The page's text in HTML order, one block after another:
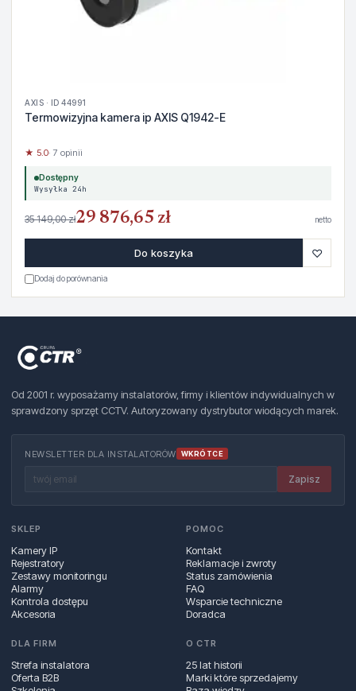
AXIS · ID 44991
Termowizyjna kamera ip AXIS Q1942-E
★ 5.0· 7 opinii
Dostępny
Wysyłka 24h
35 149,00 zł29 876,65 zł netto
Do koszyka ♡
Dodaj do porównania
Od 2001 r. wyposażamy instalatorów, firmy i klientów indywidualnych w
sprawdzony sprzęt CCTV. Autoryzowany dystrybutor wiodących marek.
NEWSLETTER DLA INSTALATORÓW WKRÓTCE
Zapisz
SKLEP
Kamery IP
Rejestratory
Zestawy monitoringu
Alarmy
Kontrola dostępu
Akcesoria
POMOC
Kontakt
Reklamacje i zwroty
Status zamówienia
FAQ
Wsparcie techniczne
Doradca
DLA FIRM
Strefa instalatora
Oferta B2B
O CTR
25 lat historii
Marki które sprzedajemy